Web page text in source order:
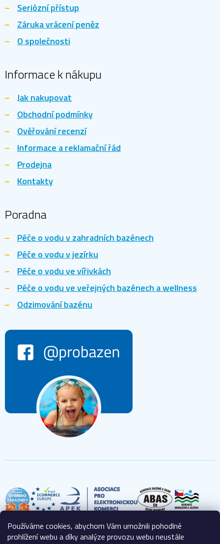
Používáme cookies, abychom Vám umožnili pohodlné
prohlížení webu a díky analýze provozu webu neustále
Seriózní přístup
Záruka vrácení peněz
O společnosti
Informace k nákupu
Jak nakupovat
Obchodní podmínky
Ověřování recenzí
Informace a reklamační řád
Prodejna
Kontakty
Poradna
Péče o vodu v zahradních bazénech
Péče o vodu v jezírku
Péče o vodu ve vířivkách
Péče o vodu ve veřejných bazénech a wellness
Odzimování bazénu